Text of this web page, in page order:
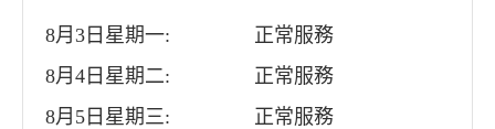
8月3日星期一:
正常服務
8月4日星期二:
正常服務
8月5日星期三:
正常服務